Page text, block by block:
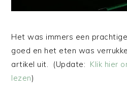
Het was immers een
goed en het eten was
artikel uit. (Update: Klik hier
lezen)